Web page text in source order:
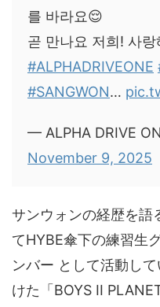
를 바라요😌
곧 만나요 저희! 사랑
#ALPHADRIVEONE
#SANGWON…
— ALPHA DRIVE
November 9, 2025
サンウォンの経歴を語
てHYBE傘下の練習生
ンバー として活動し
けた「BOYS II